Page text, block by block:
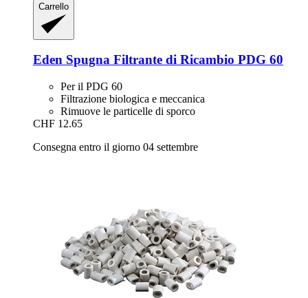
Carrello
Eden Spugna Filtrante di Ricambio PDG 60
Per il PDG 60
Filtrazione biologica e meccanica
Rimuove le particelle di sporco
CHF 12.65
Consegna entro il giorno 04 settembre